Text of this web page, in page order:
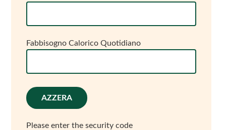
Fabbisogno Calorico Quotidiano
Please enter the security code